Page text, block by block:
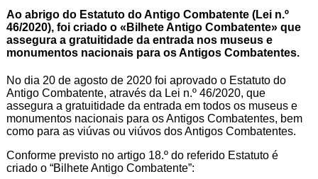
Ao abrigo do Estatuto do Antigo Combatente (Lei n.º
46/2020), foi criado o «Bilhete Antigo Combatente» que
assegura a gratuitidade da entrada nos museus e
monumentos nacionais para os Antigos Combatentes.
No dia 20 de agosto de 2020 foi aprovado o Estatuto do
Antigo Combatente, através da Lei n.º 46/2020, que
assegura a gratuitidade da entrada em todos os museus e
monumentos nacionais para os Antigos Combatentes, bem
como para as viúvas ou viúvos dos Antigos Combatentes.
Conforme previsto no artigo 18.º do referido Estatuto é
criado o “Bilhete Antigo Combatente”: